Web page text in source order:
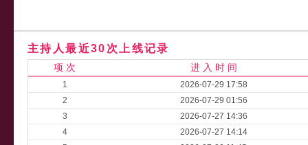
主持人最近30次上线记录
项 次 进 入 时 间
1
2026-07-29 17:58
2
2026-07-29 01:56
3
2026-07-27 14:36
4
2026-07-27 14:14